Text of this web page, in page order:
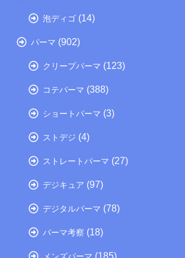
泡ディゴ (14)
パーマ (902)
クリープパーマ (123)
コテパーマ (388)
ショートパーマ (3)
ストデジ (4)
ストレートパーマ (27)
デジキュア (97)
デジタルパーマ (78)
パーマ考察 (18)
メンズパーマ (185)